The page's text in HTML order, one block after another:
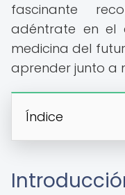
fascinante
adéntrate en el
medicina del
aprender junto a
Índice